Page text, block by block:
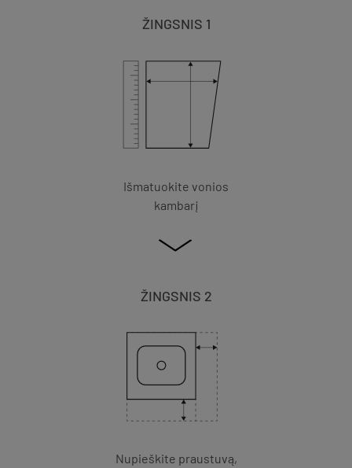
ŽINGSNIS 1
Išmatuokite vonios
kambarį
ŽINGSNIS 2
Nupieškite praustuvą,